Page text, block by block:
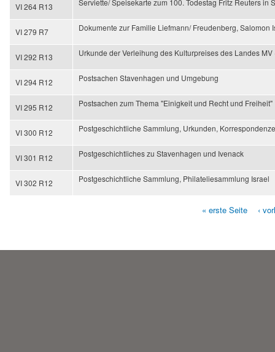
VI 264 R13
VI 279 R7 Dokumente zur Familie Liefmann/ Freudenberg, Salomon
VI 292 R13 Urkunde der Verleihung des Kulturpreises des Landes
VI 294 R12 Postsachen Stavenhagen und Umgebung
VI 295 R12 Postsachen zum Thema "Einigkeit und Recht und Freiheit"
VI 300 R12 Postgeschichtliche Sammlung, Urkunden,
VI 301 R12 Postgeschichtliches zu Stavenhagen und Ivenack
VI 302 R12 Postgeschichtliche Sammlung, Philateliesammlung Israel
« erste Seite ‹